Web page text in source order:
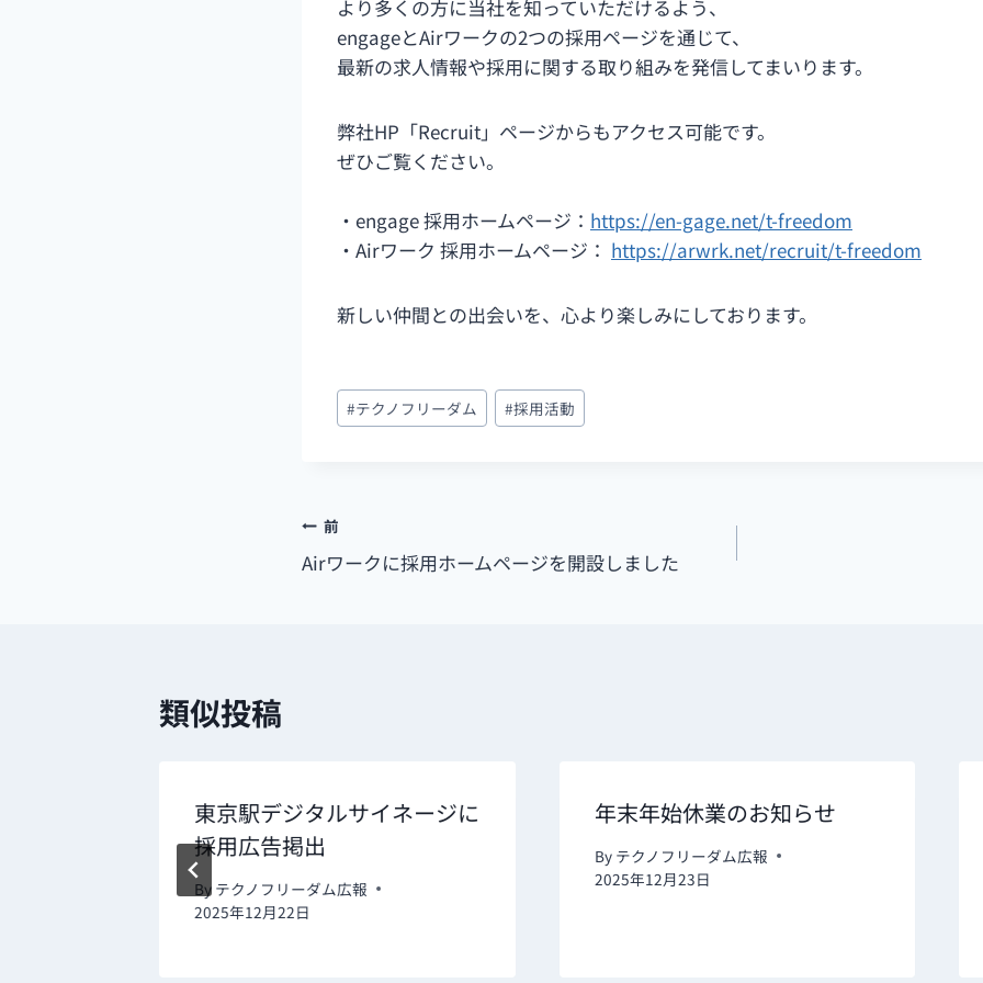
より多くの方に当社を知っていただけるよう、
engageとAirワークの2つの採用ページを通じて、
最新の求人情報や採用に関する取り組みを発信してまいります。
弊社HP「Recruit」ページからもアクセス可能です。
ぜひご覧ください。
・engage 採用ホームページ： https://en-gage.net/t-freedom
・Airワーク 採用ホームページ： https://arwrk.net/recruit/t-freedom
新しい仲間との出会いを、心より楽しみにしております。
投
稿
#テクノフリーダム #採用活動
投
稿
シ
ョ
ン
前
Airワークに採用ホームページを開設しました
類似投稿
東京駅デジタルサイネージに
採用広告掲出
By テクノフリーダム広報
2025年12月22日
年末年始休業のお知らせ
By テクノフリーダム広報
2025年12月23日